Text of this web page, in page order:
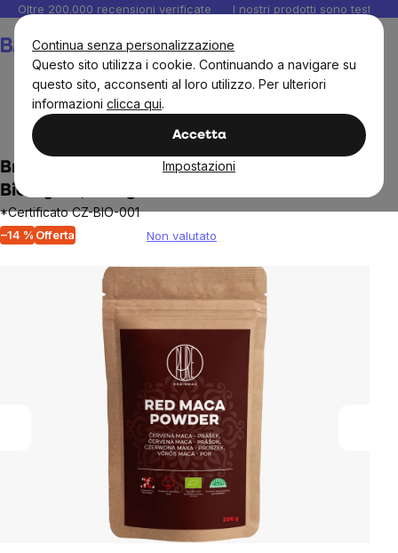
Continua senza personalizzazione
Questo sito utilizza i cookie. Continuando a navigare su
questo sito, acconsenti al loro utilizzo. Per ulteriori
informazioni clicca qui.
Accetta
Impostazioni
Salta
contenuto
Oltre 200.000 recensioni verificate I nostri prodotti sono testati
BrainMax Maca Rossa Pura in Polvere
Biologica, 200 g
*Certificato CZ-BIO-001
–14 % Offerta
The
product
rating
Non valutato